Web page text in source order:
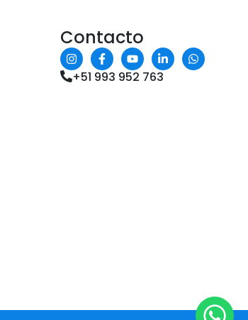
Contacto
+51 993 952 763